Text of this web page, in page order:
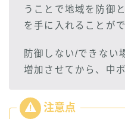
うことで地域を防御
を手に入れることがで
防御しない/できない
増加させてから、中